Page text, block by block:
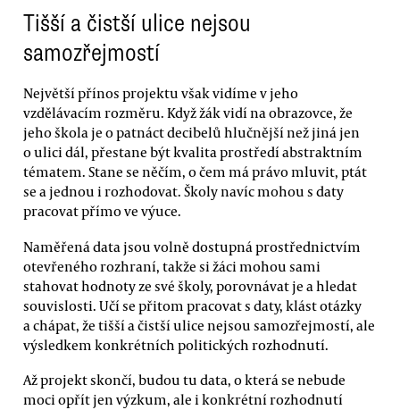
Tišší a čistší ulice nejsou
samozřejmostí
Největší přínos projektu však vidíme v jeho
vzdělávacím rozměru. Když žák vidí na obrazovce, že
jeho škola je o patnáct decibelů hlučnější než jiná jen
o ulici dál, přestane být kvalita prostředí abstraktním
tématem. Stane se něčím, o čem má právo mluvit, ptát
se a jednou i rozhodovat. Školy navíc mohou s daty
pracovat přímo ve výuce.
Naměřená data jsou volně dostupná prostřednictvím
otevřeného rozhraní, takže si žáci mohou sami
stahovat hodnoty ze své školy, porovnávat je a hledat
souvislosti. Učí se přitom pracovat s daty, klást otázky
a chápat, že tišší a čistší ulice nejsou samozřejmostí, ale
výsledkem konkrétních politických rozhodnutí.
Až projekt skončí, budou tu data, o která se nebude
moci opřít jen výzkum, ale i konkrétní rozhodnutí